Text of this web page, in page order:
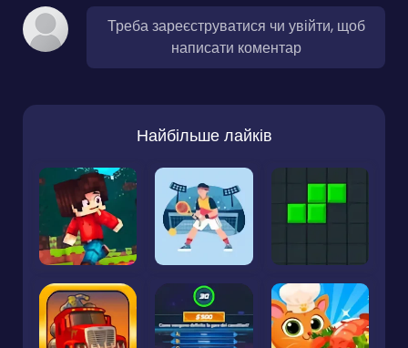
Треба зареєструватися чи увійти, щоб
написати коментар
Найбільше лайків